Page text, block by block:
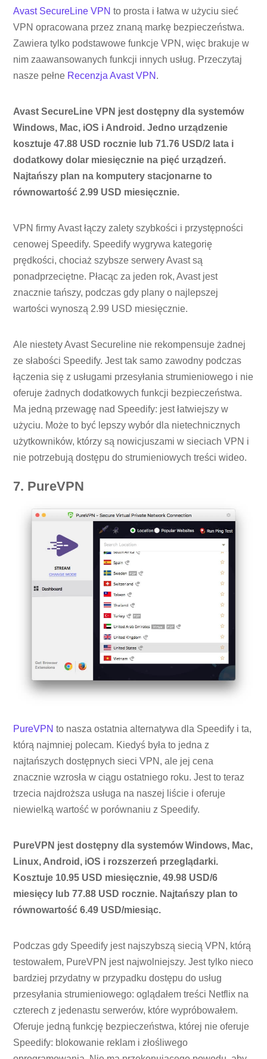
Avast SecureLine VPN to prosta i łatwa w użyciu sieć
VPN opracowana przez znaną markę bezpieczeństwa.
Zawiera tylko podstawowe funkcje VPN, więc brakuje w
nim zaawansowanych funkcji innych usług. Przeczytaj
nasze pełne Recenzja Avast VPN .
Avast SecureLine VPN jest dostępny dla systemów
Windows, Mac, iOS i Android. Jedno urządzenie
kosztuje 47.88 USD rocznie lub 71.76 USD/2 lata i
dodatkowy dolar miesięcznie na pięć urządzeń.
Najtańszy plan na komputery stacjonarne to
równowartość 2.99 USD miesięcznie.
VPN firmy Avast łączy zalety szybkości i przystępności
cenowej Speedify. Speedify wygrywa kategorię
prędkości, chociaż szybsze serwery Avast są
ponadprzeciętne. Płacąc za jeden rok, Avast jest
znacznie tańszy, podczas gdy plany o najlepszej
wartości wynoszą 2.99 USD miesięcznie.
Ale niestety Avast Secureline nie rekompensuje żadnej
ze słabości Speedify. Jest tak samo zawodny podczas
łączenia się z usługami przesyłania strumieniowego i nie
oferuje żadnych dodatkowych funkcji bezpieczeństwa.
Ma jedną przewagę nad Speedify: jest łatwiejszy w
użyciu. Może to być lepszy wybór dla nietechnicznych
użytkowników, którzy są nowicjuszami w sieciach VPN i
nie potrzebują dostępu do strumieniowych treści wideo.
7. PureVPN
PureVPN to nasza ostatnia alternatywa dla Speedify i ta,
którą najmniej polecam. Kiedyś była to jedna z
najtańszych dostępnych sieci VPN, ale jej cena
znacznie wzrosła w ciągu ostatniego roku. Jest to teraz
trzecia najdroższa usługa na naszej liście i oferuje
niewielką wartość w porównaniu z Speedify.
PureVPN jest dostępny dla systemów Windows, Mac,
Linux, Android, iOS i rozszerzeń przeglądarki.
Kosztuje 10.95 USD miesięcznie, 49.98 USD/6
miesięcy lub 77.88 USD rocznie. Najtańszy plan to
równowartość 6.49 USD/miesiąc.
Podczas gdy Speedify jest najszybszą siecią VPN, którą
testowałem, PureVPN jest najwolniejszy. Jest tylko nieco
bardziej przydatny w przypadku dostępu do usług
przesyłania strumieniowego: oglądałem treści Netflix na
czterech z jedenastu serwerów, które wypróbowałem.
Oferuje jedną funkcję bezpieczeństwa, której nie oferuje
Speedify: blokowanie reklam i złośliwego